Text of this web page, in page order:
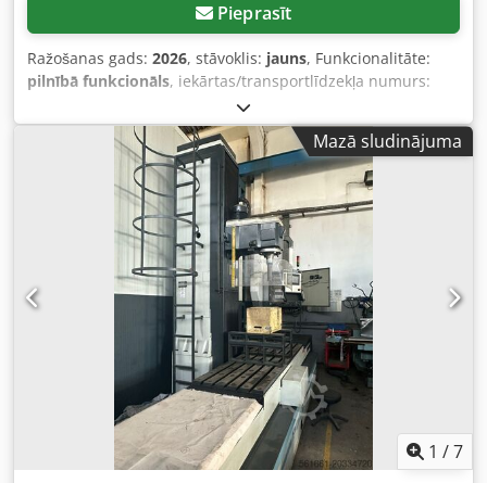
Pieprasīt
Ražošanas gads: 2026, stāvoklis: jauns, Funkcionalitāte:
pilnībā funkcionāls, iekārtas/transportlīdzekļa numurs:
, EVA plēves aptīšanas iekārta TEHNISKĀS DETAĻAS
Grozāmā platforma / pamatne / Ø 1500 mm Maksimālie
paletes izmēri: 800 x 1200 mm Maksimālā kravas ietilpība:
1500 kg Aptīšanas augstums (ieskaitot paleti): 2200 mm
Grozāmās platformas augstums: 75 mm Augstuma
regulēšana ar gaismas pogu Grozāmās platformas
piedziņa ar frekvences regulēšanu (mīksta iedarbināšana –
iedarbināt/pārtraukt) Frekvences regulēšana, lai
palielinātu/samazinātu pārvietojošās platformas ātrumu
Signāls par aptīšanas sākumu un beigām Dcedpfx
Aozqnxmjqgok Avārijas apstādināšanas poga atbilstoši CE
noteikumiem Grozāmā platforma vienmēr apstājas vienā
un tajā pašā sākuma pozīcijā Aizsardzība pret kritieniem
plēves sliedei Poga (Ø 22 mm) iekārtas ieslēgšanai un
iedarbināšanas/pārtraukšanas funkcijai atbilstoši CE
standartiem PARAMETRI, KO VAR IESTATĪT KONTROLES
PANELĪ Visus funkciju parametrus var iestatīt, izmantojot
Mazā sludinājuma
1 /7